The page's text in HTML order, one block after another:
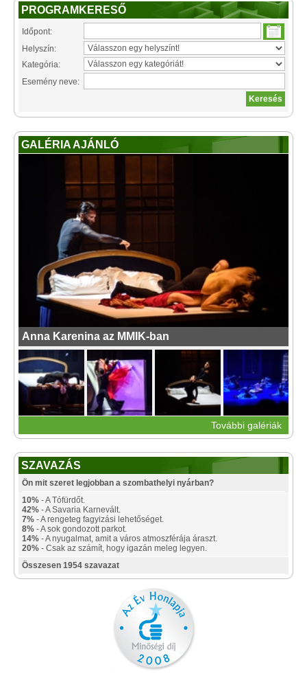
PROGRAMKERESŐ
Időpont:
Helyszín:
Kategória:
Esemény neve:
GALÉRIA AJÁNLÓ
Anna Karenina az MMIK-ban
További galériák
SZAVAZÁS
Ön mit szeret legjobban a szombathelyi nyárban?
10% - A Tófürdőt.
42% - A Savaria Karnevált.
7% - A rengeteg fagyizási lehetőséget.
8% - A sok gondozott parkot.
14% - A nyugalmat, amit a város atmoszférája áraszt.
20% - Csak az számít, hogy igazán meleg legyen.
Összesen 1954 szavazat